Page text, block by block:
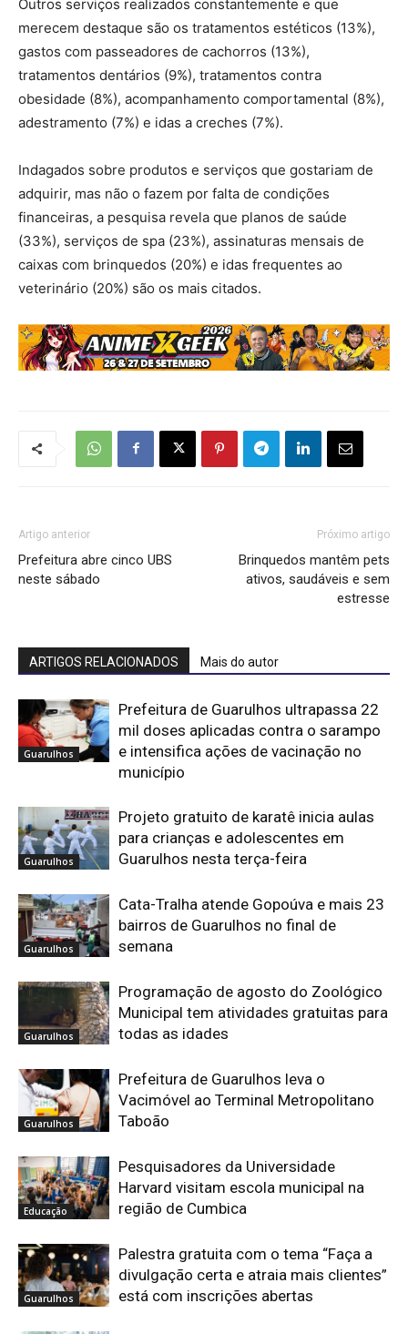
Outros serviços realizados constantemente e que
merecem destaque são os tratamentos estéticos (13%),
gastos com passeadores de cachorros (13%),
tratamentos dentários (9%), tratamentos contra
obesidade (8%), acompanhamento comportamental (8%),
adestramento (7%) e idas a creches (7%).
Indagados sobre produtos e serviços que gostariam de
adquirir, mas não o fazem por falta de condições
financeiras, a pesquisa revela que planos de saúde
(33%), serviços de spa (23%), assinaturas mensais de
caixas com brinquedos (20%) e idas frequentes ao
veterinário (20%) são os mais citados.
Artigo anterior
Prefeitura abre cinco UBS
neste sábado
Próximo artigo
Brinquedos mantêm pets
ativos, saudáveis e sem
estresse
ARTIGOS RELACIONADOS Mais do autor
Guarulhos
Prefeitura de Guarulhos ultrapassa 22
mil doses aplicadas contra o sarampo
e intensifica ações de vacinação no
município
Guarulhos
Projeto gratuito de karatê inicia aulas
para crianças e adolescentes em
Guarulhos nesta terça-feira
Guarulhos
Cata-Tralha atende Gopoúva e mais 23
bairros de Guarulhos no final de
semana
Guarulhos
Programação de agosto do Zoológico
Municipal tem atividades gratuitas para
todas as idades
Guarulhos
Prefeitura de Guarulhos leva o
Vacimóvel ao Terminal Metropolitano
Taboão
Educação
Pesquisadores da Universidade
Harvard visitam escola municipal na
região de Cumbica
Guarulhos
Palestra gratuita com o tema “Faça a
divulgação certa e atraia mais clientes”
está com inscrições abertas